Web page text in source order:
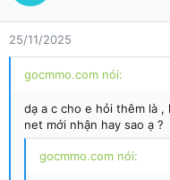
o
n
25/11/2025
gocmmo.com nói:
dạ a c cho e hỏi thêm là
net mới nhận hay sao ạ ?
gocmmo.com nói: